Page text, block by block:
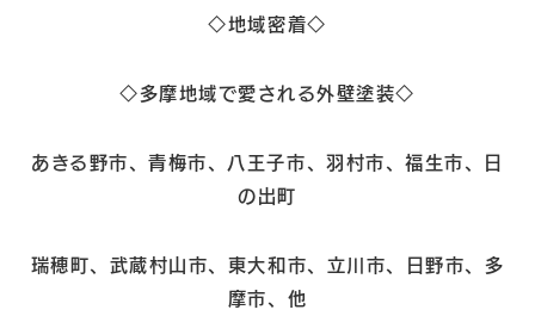
◇地域密着◇
◇多摩地域で愛される外壁塗装◇
あきる野市、青梅市、八王子市、羽村市、福生市、日
の出町
瑞穂町、武蔵村山市、東大和市、立川市、日野市、多
摩市、他